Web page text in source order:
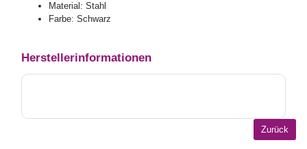
Material: Stahl
Farbe: Schwarz
Herstellerinformationen